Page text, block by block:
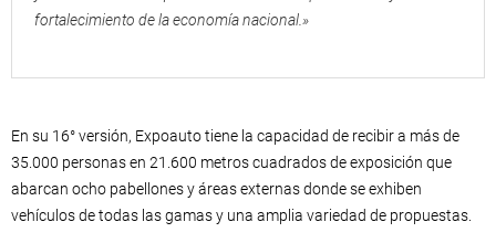
fortalecimiento de la economía nacional.»
En su 16° versión, Expoauto tiene la capacidad de recibir a más de
35.000 personas en 21.600 metros cuadrados de exposición que
abarcan ocho pabellones y áreas externas donde se exhiben
vehículos de todas las gamas y una amplia variedad de propuestas.